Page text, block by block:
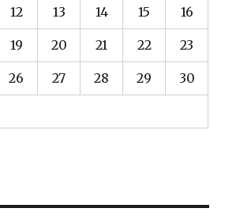
12 13 14 15 16
19 20 21 22 23
26 27 28 29 30